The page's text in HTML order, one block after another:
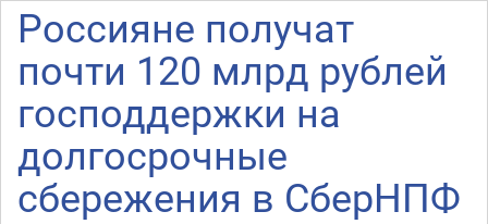
Россияне получат
почти 120 млрд рублей
господдержки на
долгосрочные
сбережения в СберНПФ